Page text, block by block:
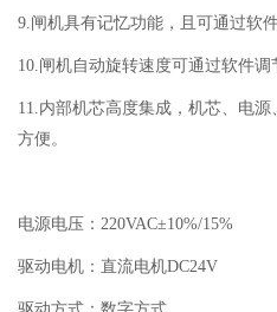
9.闸机具有记忆功能，且可通过软
10.闸机自动旋转速度可通过软件调
11.内部机芯高度集成，机芯、电
方便。
电源电压：220VAC±10%/15%
驱动电机：直流电机DC24V